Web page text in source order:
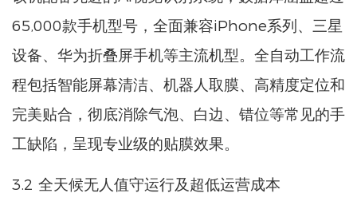
65,000款手机型号，全面兼容iPhone系列、三星
设备、华为折叠屏手机等主流机型。全自动工作流
程包括智能屏幕清洁、机器人取膜、高精度定位和
完美贴合，彻底消除气泡、白边、错位等常见的手
工缺陷，呈现专业级的贴膜效​​果。
3.2 全天候无人值守运行及超低运营成本